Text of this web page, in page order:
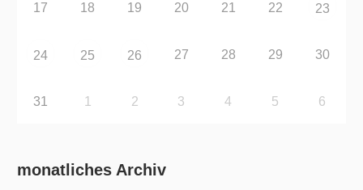
17 18 19 20 21 22 23
24 25 26 27 28 29 30
31 1 2 3 4 5 6
monatliches Archiv